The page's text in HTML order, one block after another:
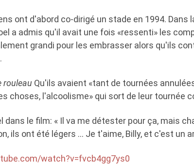
ont d'abord co-dirigé un stade en 1994. Dans
a admis qu'il avait une fois «ressenti» les
grandi pour les embrasser alors qu'ils
rouleau Qu'ils avaient «tant de tournées
choses, l'alcoolisme» qui sort de leur tournée
dans le film: « Il va me détester pour ça, mais
ils ont été légers … Je t'aime, Billy, et c'est un
watch?v=fvcb4gg7ys0